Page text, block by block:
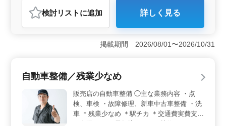
おすすめポイント
＜魅力ポイント＞ 管工事施工管理技士のポジション
で、経験豊富な中高年層が活躍できる環境です。男鹿市
から秋田市周辺の設備工事現場での施工管理を担当しま
す。 ＜福利厚生＞ 年収400万円〜550万円の魅力的
ります。 ＜勤務条件＞ 週休二日制で、土曜日隔週
も設定されており、ワークライフバランスが保たれてい
ます。
検討リスト に追加 詳しく見る
掲載期間 2026/08/01〜2026/10/31
自動車整備／残業少なめ
販売店の自動車整備 ◯主な業務内容 ・点
検、車検 ・故障修理、新車中古車整備 ・洗
車 ＊残業少なめ ＊駅チカ ＊交通費実費支給